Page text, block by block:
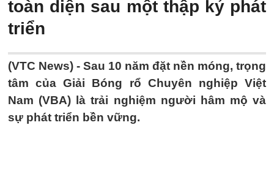
toàn diện sau một thập kỷ phát
triển
(VTC News) - Sau 10 năm đặt nền móng, trọng
tâm của Giải Bóng rổ Chuyên nghiệp Việt
Nam (VBA) là trải nghiệm người hâm mộ và
sự phát triển bền vững.